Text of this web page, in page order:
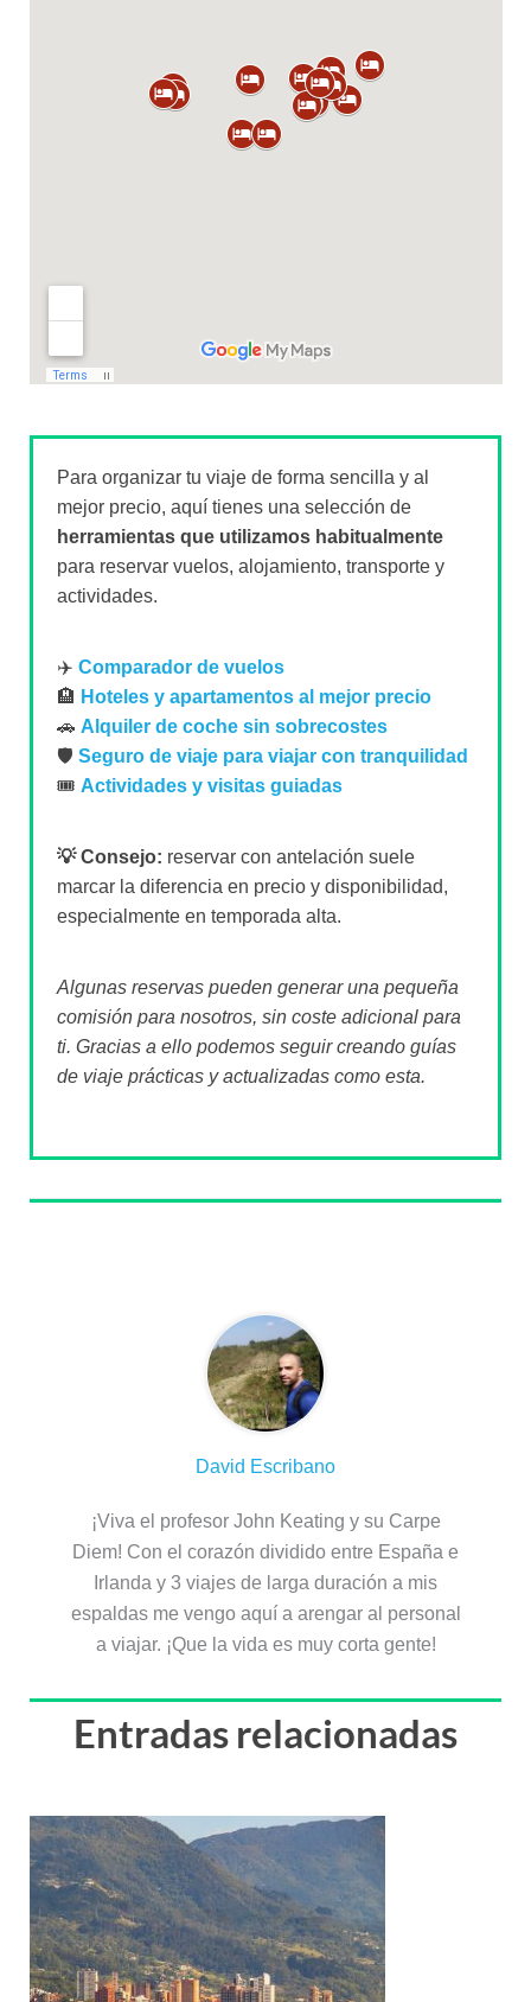
Para organizar tu viaje de forma sencilla y al
mejor precio, aquí tienes una selección de
herramientas que utilizamos habitualmente
para reservar vuelos, alojamiento, transporte y
actividades.
✈️ Comparador de vuelos
🏨 Hoteles y apartamentos al mejor precio
🚗 Alquiler de coche sin sobrecostes
🛡️ Seguro de viaje para viajar con tranquilidad
🎟️ Actividades y visitas guiadas
💡 Consejo: reservar con antelación suele
marcar la diferencia en precio y disponibilidad,
especialmente en temporada alta.
Algunas reservas pueden generar una pequeña
comisión para nosotros, sin coste adicional para
ti. Gracias a ello podemos seguir creando guías
de viaje prácticas y actualizadas como esta.
David Escribano
¡Viva el profesor John Keating y su Carpe
Diem! Con el corazón dividido entre España e
Irlanda y 3 viajes de larga duración a mis
espaldas me vengo aquí a arengar al personal
a viajar. ¡Que la vida es muy corta gente!
Entradas relacionadas